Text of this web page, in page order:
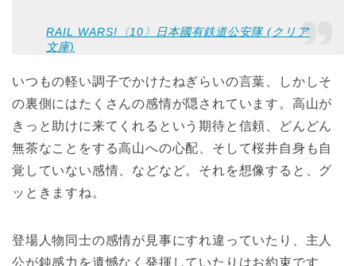
RAIL WARS!〈10〉日本國有鉄道公安隊 (クリア
文庫)
いつもの軽い調子でかけたねぎらいの言葉、しかしそ
の裏側にはたくさんの感情が隠されています。高山が
きっと助けに来てくれるという期待と信頼、どんどん
無茶なことをする高山への心配、そして桜井自身も自
覚していない感情、などなど。それを想像すると、グ
ッときますね。
登場人物同士の感情が見事にすれ違っていたり、主人
公が鈍感力を遺憾なく発揮していたりはお約束です